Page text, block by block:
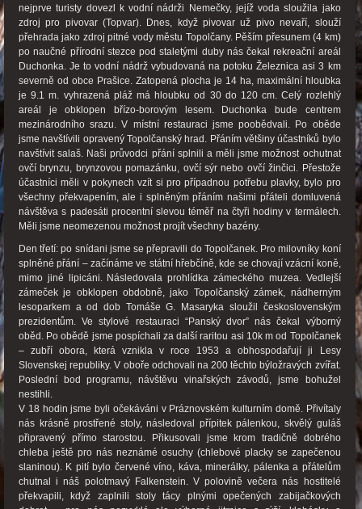
nejprve turisty dovezl k vodní nádrži Nemečky, jejíž voda sloužila jako
zdroj pro pivovar (Topvar). Dnes, když pivovar už pivo nevaří, slouží
přehrada jako zdroj pitné vody městu Topolčany. Pěším přesunem (4 km)
po naučné přírodní stezce pod staletými duby nás čekal rekreační areál
Duchonka. Je to vodní nádrž vybudovaná na potoku Železnica asi 3 km
severně od obce Prašice. Zatopená plocha je 14 ha, maximální hloubka
je 9.1 m. vyhrazená pláž má hloubku od 30 do 120 cm. Celý rozlehlý
areál je obklopen břízo-borovým lesem. Duchonka bude centrem
mezinárodního srazu. V místní restauraci jsme poobědvali. Po oběde
jsme navštívili opravený Topolčanský hrad. Přáním většiny účastníků bylo
navštívit salaš. Naši průvodci přání splnili a měli jsme možnost ochutnat
ovčí brynzu, brynzovou pomazánku, ovčí sýr nebo ovčí žinčici. Přestože
účastníci měli v pokynech vzít si pro případnou potřebu plavky, bylo pro
všechny překvapením, ale i splněným přáním našimi přáteli domluvená
návštěva s padesáti procentní slevou téměř na čtyři hodiny v termálech.
Měli jsme neomezenou možnost projít všechny bazény.
Den třetí: po snídani jsme se přepravili do Topolčanek. Pro milovníky koní
splněné přání – začínáme ve státní hřebčíně, kde se chovají vzácní koně,
mimo jiné lipicáni. Následovala prohlídka zámeckého muzea. Vedlejší
zámeček je obklopen obdobně, jako Topolčanský zámek, nádherným
lesoparkem a od dob Tomáše G. Masaryka sloužil československým
prezidentům. Ve stylové restauraci “Panský dvor” nás čekal výborný
oběd. Po obědě jsme pospíchali za další raritou asi 10k m od Topolčanek
– zubří obora, která vznikla v roce 1953 a obhospodařují ji Lesy
Slovenskej republiky. V oboře odchovali na 200 těchto býložravých zvířat.
Poslední bod programu, návštěvu vinařských závodů, jsme bohužel
nestihli.
V 18 hodin jsme byli očekáváni v Práznovském kulturním domě. Přivítaly
nás krásně prostřené stoly, následoval přípitek pálenkou, skvělý guláš
připravený přímo starostou. Přikusovali jsme krom tradičně dobrého
chleba ještě pro nás neznámé osuchy (chlebové placky se zapečenou
slaninou). K pití bylo červené víno, káva, minerálky, pálenka a přátelům
chutnal i náš polotmavý Falkenstein. V polovině večera nás hostitelé
překvapili, když zaplnili stoly tácy plnými opečených zabijačkových